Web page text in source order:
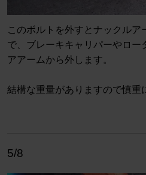
このボルトを外すとナックルア
で、ブレーキキャリパーやロー
アアームから外します。
結構な重量がありますので慎重
5/8